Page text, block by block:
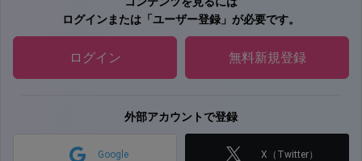
ログインまたは「ユーザー登録」が必要です。
ログイン 無料新規登録
外部アカウントで登録
Google X（Twitter）